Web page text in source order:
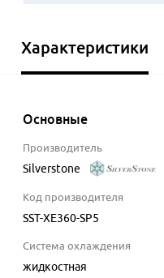
Характеристики
Основные
Производитель
Silverstone
Код производителя
SST-XE360-SP5
Система охлаждения
жидкостная